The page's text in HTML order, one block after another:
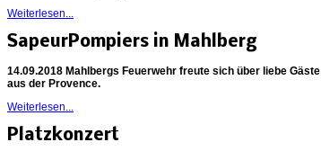
Weiterlesen...
SapeurPompiers in Mahlberg
14.09.2018 Mahlbergs Feuerwehr freute sich über liebe Gäste
aus der Provence.
Weiterlesen...
Platzkonzert